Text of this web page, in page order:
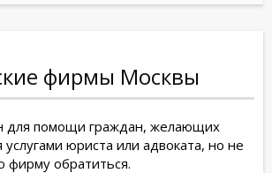
фирмы Москвы
для помощи граждан, желающих
услугами юриста или адвоката, но не
фирму обратиться.